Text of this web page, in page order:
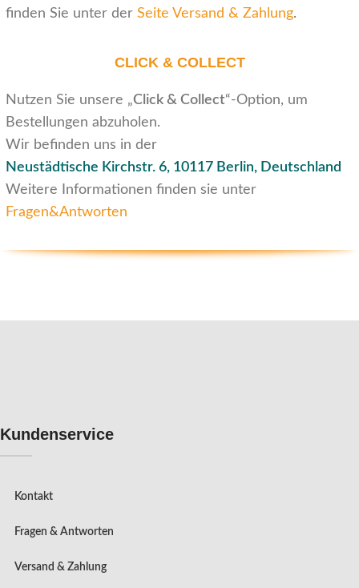
finden Sie unter der Seite Versand & Zahlung.
CLICK & COLLECT
Nutzen Sie unsere „Click & Collect“-Option, um
Bestellungen abzuholen.
Wir befinden uns in der
Neustädtische Kirchstr. 6, 10117 Berlin, Deutschland
Weitere Informationen finden sie unter
Fragen&Antworten
Kundenservice
Kontakt
Fragen & Antworten
Versand & Zahlung